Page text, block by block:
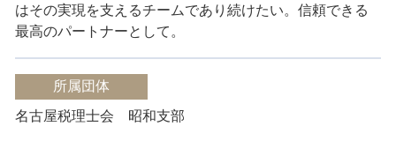
はその実現を支えるチームであり続けたい。 信頼できる
最高のパートナーとして。
所属団体
名古屋税理士会 昭和支部